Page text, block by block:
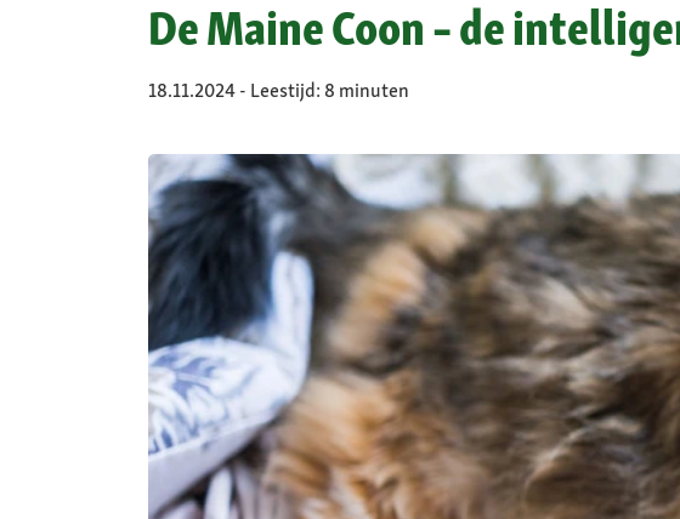
De Maine Coon – de
18.11.2024 - Leestijd: 8 minuten